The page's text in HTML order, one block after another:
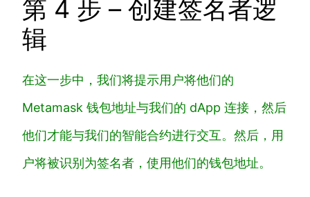
第 4 步 – 创建签名者逻
辑
在这一步中，我们将提示用户将他们的
Metamask 钱包地址与我们的 dApp 连接，然后
他们才能与我们的智能合约进行交互。然后，用
户将被识别为签名者，使用他们的钱包地址。